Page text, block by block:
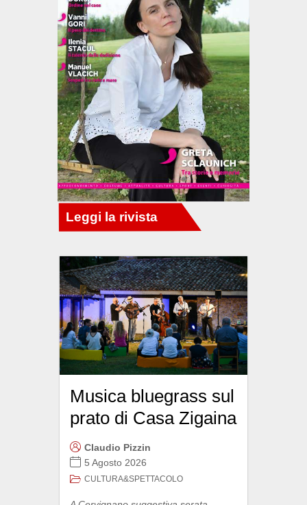
Musica bluegrass sul
prato di Casa Zigaina
Claudio Pizzin
5 Agosto 2026
CULTURA&SPETTACOLO